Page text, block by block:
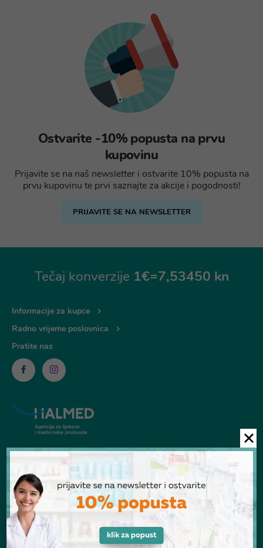
Ostvarite -10% popusta na prvu
kupovinu
Prijavite se na naš newsletter i ostvarite 10% popusta na
prvu kupovinu te prvi saznajte za akcije i pogodnosti!
PRIJAVITE SE NA NEWSLETTER
Tečaj konverzije 1€=7,53450 kn
Informacije za kupce
Radno vrijeme poslovnica
Pratite nas
© Ljekarna Talan 2026